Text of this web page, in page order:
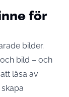
för
bilder.
bild – och
läsa av